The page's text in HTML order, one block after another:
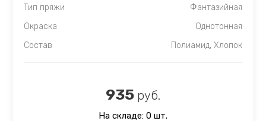
Тип пряжи
Фантазийная
Окраска
Однотонная
Состав
Полиамид, Хлопок
935 руб.
На складе: 0 шт.